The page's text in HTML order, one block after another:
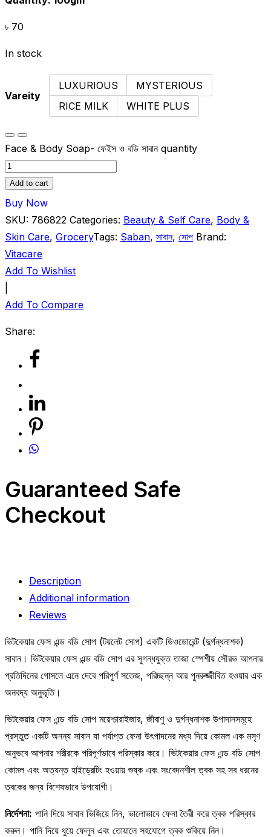
৳ 70
In stock
Vareity
LUXURIOUS
MYSTERIOUS
RICE MILK
WHITE PLUS
Face & Body Soap- ফেইস ও বডি সাবান quantity
Add to cart
Buy Now
SKU: 786822 Categories: Beauty & Self Care, Body &
Skin Care, GroceryTags: Saban, সাবান, সোপ Brand:
Vitacare
Add To Wishlist
Add To Compare
Share:
Guaranteed Safe
Checkout
Description
Additional information
Reviews
ভিটকেয়ার ফেস এন্ড বডি সোপ (টয়লেট সোপ) একটি ডিওডোরেন্ট (দুর্গন্ধনাশক)
সাবান। ভিটকেয়ার ফেস এন্ড বডি সোপ এর সুগন্ধযুক্ত তাজা স্পেশীয় সৌরভ আপনার
প্রতিদিনের গোসলে এনে দেবে পরিপূর্ণ সতেজ, পরিচ্ছন্ন আর পুনরুজ্জীবিত হওয়ার এক
অনবদ্য অনুভূতি।
ভিটকেয়ার ফেস এন্ড বডি সোপ ময়েশ্চারাইজার, জীবাণু ও দুর্গন্ধনাশক উপাদানসমূহে
প্রস্তুত একটি অনন্য সাবান যা পর্যাপ্ত ফেন‌া উৎপাদনের মধ্য দিয়ে কোমল এক মসৃণ
অনুভবে আপনার শরীরকে পরিপূর্ণভাবে পরিস্কার করে। ভিটকেয়ার ফেস এন্ড বডি সোপ
কোমল এবং অত্যন্ত হাইড্রেটিং হওয়ায় শুষ্ক এবং সংবেদনশীল ত্বক সহ সব ধরনের
ত্বকের জন্য বিশেষভাবে উপযোগী।
নির্দেশনা: পানি দিয়ে সাবান ভিজিয়ে নিন, ভালোভাবে ফেনা তৈরী করে ত্বক পরিস্কার
করুন। পানি দিয়ে ধুয়ে ফেলুন এবং তোয়ালে সহযোগে ত্বক শুকিয়ে নিন।